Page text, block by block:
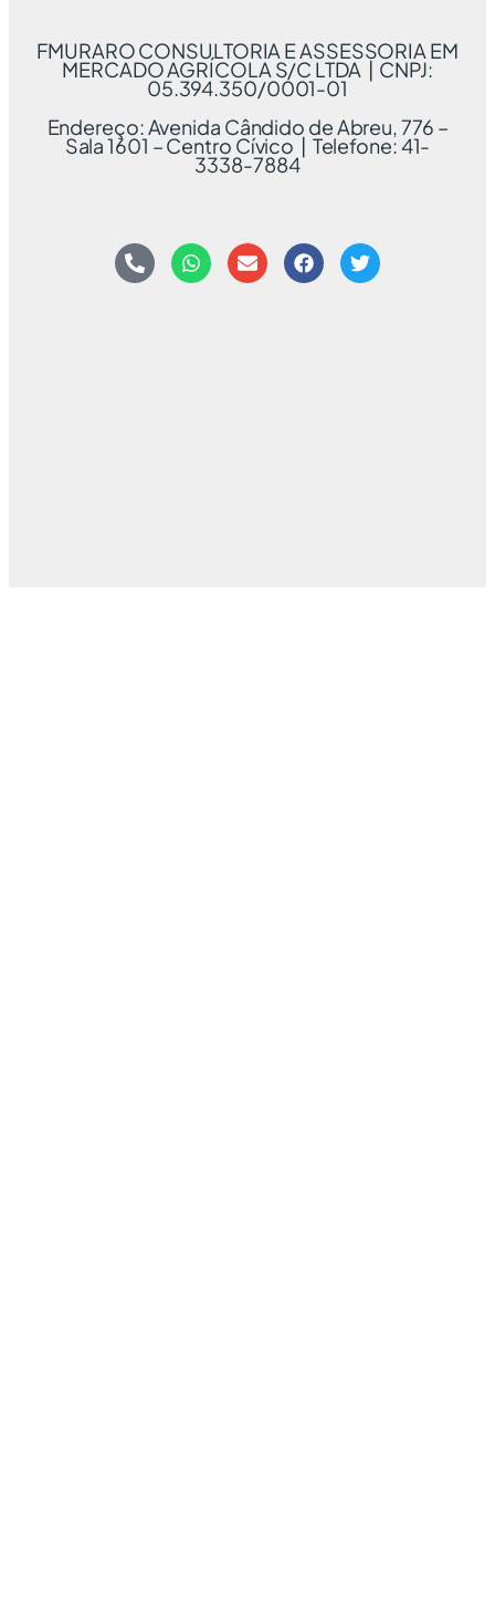
FMURARO CONSULTORIA E ASSESSORIA EM
MERCADO AGRÍCOLA S/C LTDA | CNPJ:
05.394.350/0001-01
Endereço: Avenida Cândido de Abreu, 776 –
Sala 1601 – Centro Cívico | Telefone: 41-
3338-7884